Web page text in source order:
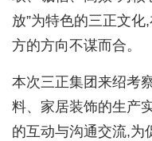
放”为特色的三正文
方的方向不谋而合。
本次三正集团来绍考
料、家居装饰的生产
的互动与沟通交流,为